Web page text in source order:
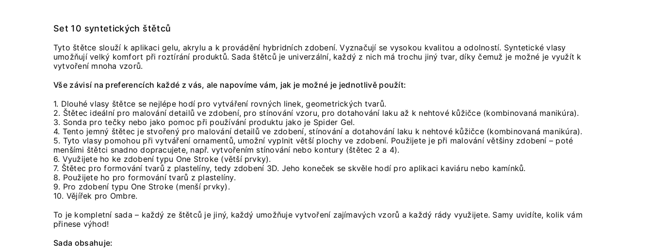
Set 10 syntetických štětců
Tyto štětce slouží k aplikaci gelu, akrylu a k provádění hybridních zdobení. Vyznačují se vysokou kvalitou a odolností. Syntetické vlasy
umožňují velký komfort při roztírání produktů. Sada štětců je univerzální, každý z nich má trochu jiný tvar, díky čemuž je možné je využít k
vytvoření mnoha vzorů.
Vše závisí na preferencích každé z vás, ale napovíme vám, jak je možné je jednotlivě použít:
1. Dlouhé vlasy štětce se nejlépe hodí pro vytváření rovných linek, geometrických tvarů.
2. Štětec ideální pro malování detailů ve zdobení, pro stínování vzoru, pro dotahování laku až k nehtové kůžičce (kombinovaná manikúra).
3. Sonda pro tečky nebo jako pomoc při používání produktu jako je Spider Gel.
4. Tento jemný štětec je stvořený pro malování detailů ve zdobení, stínování a dotahování laku k nehtové kůžičce (kombinovaná manikúra).
5. Tyto vlasy pomohou při vytváření ornamentů, umožní vyplnit větší plochy ve zdobení. Použijete je při malování většiny zdobení – poté
menšími štětci snadno dopracujete, např. vytvořením stínování nebo kontury (štětec 2 a 4).
6. Využijete ho ke zdobení typu One Stroke (větší prvky).
7. Štětec pro formování tvarů z plastelíny, tedy zdobení 3D. Jeho koneček se skvěle hodí pro aplikaci kaviáru nebo kamínků.
8. Použijete ho pro formování tvarů z plastelíny.
9. Pro zdobení typu One Stroke (menší prvky).
10. Vějířek pro Ombre.
To je kompletní sada – každý ze štětců je jiný, každý umožňuje vytvoření zajímavých vzorů a každý rády využijete. Samy uvidíte, kolik vám
přinese výhod!
Sada obsahuje: